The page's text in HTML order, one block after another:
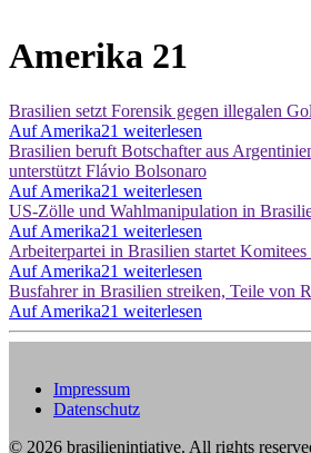
Amerika 21
Brasilien setzt Forensik gegen illegalen
Auf Amerika21 weiterlesen
Brasilien beruft Botschafter aus
unterstützt Flávio Bolsonaro
Auf Amerika21 weiterlesen
US-Zölle und Wahlmanipulation in
Auf Amerika21 weiterlesen
Arbeiterpartei in Brasilien startet
Auf Amerika21 weiterlesen
Busfahrer in Brasilien streiken, Teile von
Auf Amerika21 weiterlesen
Impressum
Datenschutz
© 2026 brasilienintiative. All rights